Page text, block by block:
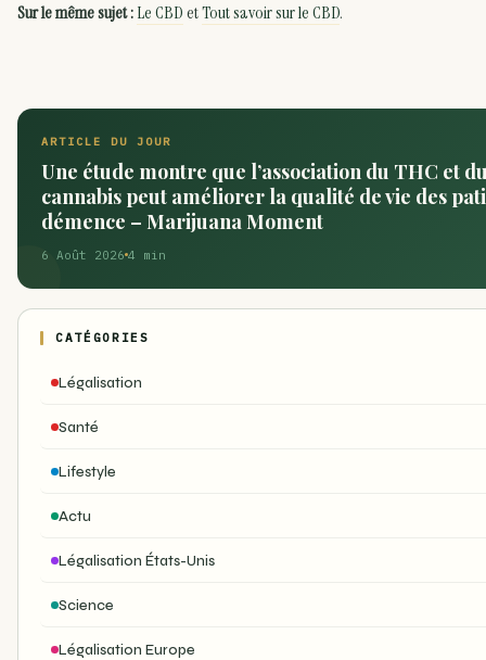
Sur le même sujet :Le CBDetTout savoir sur le CBD.
ARTICLE DU JOUR
Une étude montre que l’association du THC et
cannabis peut améliorer la qualité de vie des
démence – Marijuana Moment
6 Août 2026 4 min
CATÉGORIES
Légalisation
Santé
Lifestyle
Actu
Légalisation États-Unis
Science
Légalisation Europe